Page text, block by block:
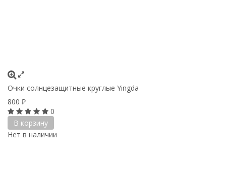
Очки солнцезащитные круглые Yingda
800 ₽
0
В корзину
Нет в наличии